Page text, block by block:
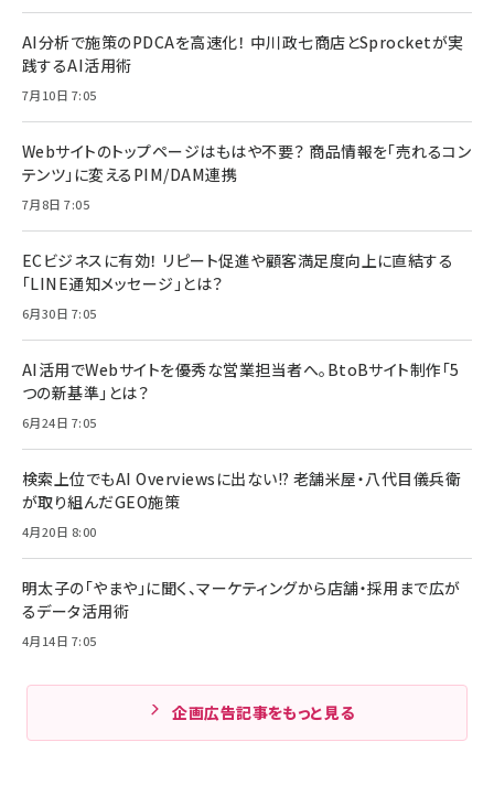
AI分析で施策のPDCAを高速化！ 中川政七商店とSprocketが実
践するAI活用術
7月10日 7:05
Webサイトのトップページはもはや不要？ 商品情報を「売れるコン
テンツ」に変えるPIM/DAM連携
7月8日 7:05
ECビジネスに有効！ リピート促進や顧客満足度向上に直結する
「LINE通知メッセージ」とは？
6月30日 7:05
AI活用でWebサイトを優秀な営業担当者へ。BtoBサイト制作「5
つの新基準」とは？
6月24日 7:05
検索上位でもAI Overviewsに出ない!? 老舗米屋・八代目儀兵衛
が取り組んだGEO施策
4月20日 8:00
明太子の「やまや」に聞く、マーケティングから店舗・採用まで広が
るデータ活用術
4月14日 7:05
企画広告記事をもっと見る